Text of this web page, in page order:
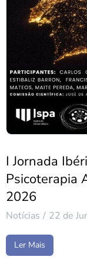
I Jornada
Psicoterapia
2026
Notícias 22 de
Ler Mais